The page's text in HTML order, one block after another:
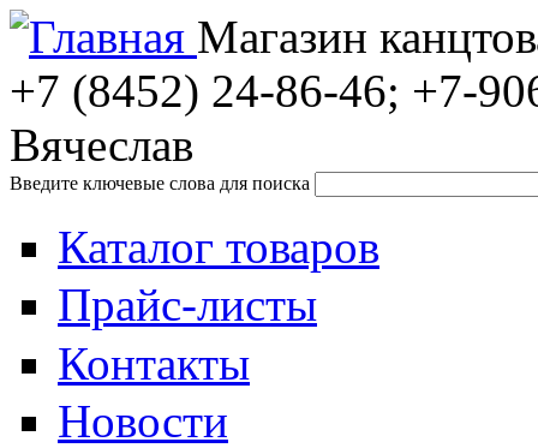
Магазин
+7 (8452) 24-86-46; +7-
Вячеслав
Введите ключевые слова для поиска
Каталог товаров
Прайс-листы
Контакты
Новости